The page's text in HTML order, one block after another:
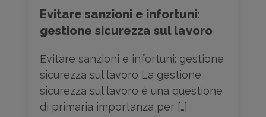
Evitare sanzioni e infortuni:
gestione sicurezza sul lavoro
Evitare sanzioni e infortuni: gestione
sicurezza sul lavoro La gestione
sicurezza sul lavoro è una questione
di primaria importanza per […]